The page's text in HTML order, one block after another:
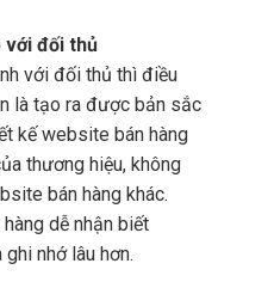
với đối thủ
với đối thủ thì điều
là tạo ra được bản sắc
kế website bán hàng
thương hiệu, không
bán hàng khác.
dễ nhận biết
nhớ lâu hơn.